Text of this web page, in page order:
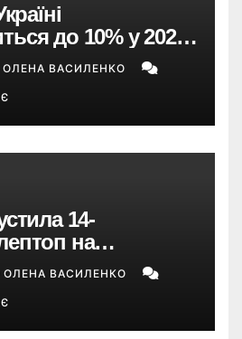
до 10% у 2026
НБУ
ОЛЕНА ВАСИЛЕНКО
14-
на
з автономністю
ОЛЕНА ВАСИЛЕНКО